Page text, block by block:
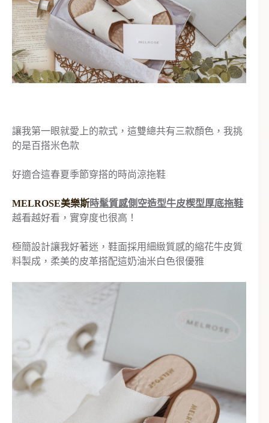
讓我第一眼就愛上的款式，這雙總共有三款顏色，我挑
的是百搭米色款
好適合這春夏季節穿搭的時尚涼拖鞋
MELROSE美樂斯時髦質感側空造型牛皮楔型厚底拖鞋
越看越好看，實穿度也很高！
極簡設計讓我好著迷，鞋面採用細緻質感的縮花牛皮質
料製成，柔美的皮革搭配這奶油米白色很優雅